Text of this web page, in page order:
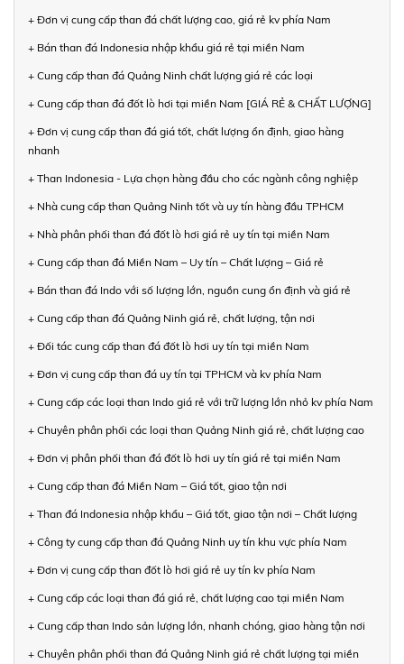
+ Đơn vị cung cấp than đá chất lượng cao, giá rẻ kv phía Nam
+ Bán than đá Indonesia nhập khẩu giá rẻ tại miền Nam
+ Cung cấp than đá Quảng Ninh chất lượng giá rẻ các loại
+ Cung cấp than đá đốt lò hơi tại miền Nam [GIÁ RẺ & CHẤT LƯỢNG]
+ Đơn vị cung cấp than đá giá tốt, chất lượng ổn định, giao hàng
nhanh
+ Than Indonesia - Lựa chọn hàng đầu cho các ngành công nghiệp
+ Nhà cung cấp than Quảng Ninh tốt và uy tín hàng đầu TPHCM
+ Nhà phân phối than đá đốt lò hơi giá rẻ uy tín tại miền Nam
+ Cung cấp than đá Miền Nam – Uy tín – Chất lượng – Giá rẻ
+ Bán than đá Indo với số lượng lớn, nguồn cung ổn định và giá rẻ
+ Cung cấp than đá Quảng Ninh giá rẻ, chất lượng, tận nơi
+ Đối tác cung cấp than đá đốt lò hơi uy tín tại miền Nam
+ Đơn vị cung cấp than đá uy tín tại TPHCM và kv phía Nam
+ Cung cấp các loại than Indo giá rẻ với trữ lượng lớn nhỏ kv phía Nam
+ Chuyên phân phối các loại than Quảng Ninh giá rẻ, chất lượng cao
+ Đơn vị phân phối than đá đốt lò hơi uy tín giá rẻ tại miền Nam
+ Cung cấp than đá Miền Nam – Giá tốt, giao tận nơi
+ Than đá Indonesia nhập khẩu – Giá tốt, giao tận nơi – Chất lượng
+ Công ty cung cấp than đá Quảng Ninh uy tín khu vực phía Nam
+ Đơn vị cung cấp than đốt lò hơi giá rẻ uy tín kv phía Nam
+ Cung cấp các loại than đá giá rẻ, chất lượng cao tại miền Nam
+ Cung cấp than Indo sản lượng lớn, nhanh chóng, giao hàng tận nơi
+ Chuyên phân phối than đá Quảng Ninh giá rẻ chất lượng tại miền